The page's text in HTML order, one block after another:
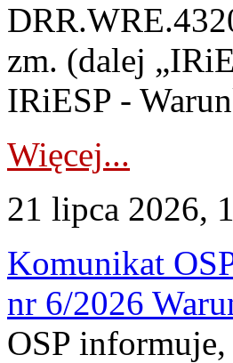
zm. (dalej
IRiESP -
Więcej...
21 lipca 2026,
Komunikat
nr 6/2026
OSP